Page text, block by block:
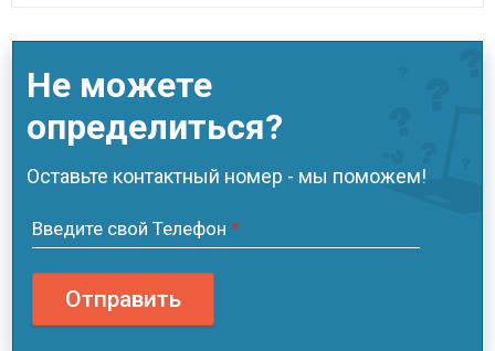
Не можете
определиться?
Оставьте контактный номер - мы поможем!
Введите свой Телефон *
Отправить